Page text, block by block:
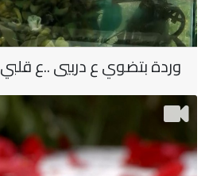
وردة بتضوي ع دربيي ..ع قلبي